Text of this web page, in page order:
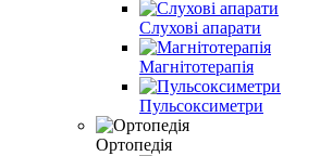
Слухові апарати
Магнітотерапія
Пульсоксиметри
Ортопедія